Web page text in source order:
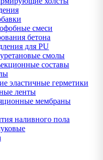
смеси
бетона
для PU
смолы
составы
эластичные герметики
ленты
мембраны
наливного пола